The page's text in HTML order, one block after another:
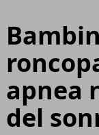
apnea
del